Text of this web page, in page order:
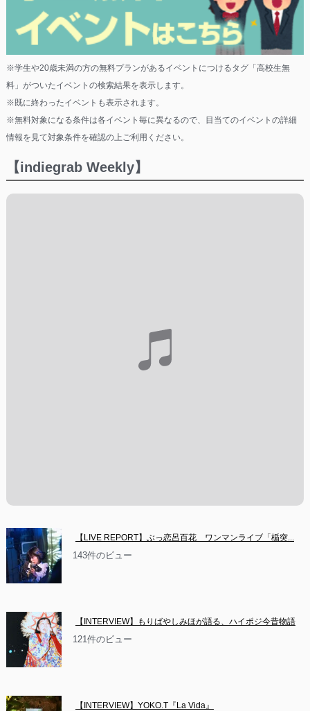
※学生や20歳未満の方の無料プランがあるイベントにつけるタグ「高校生無
料」がついたイベントの検索結果を表示します。
※既に終わったイベントも表示されます。
※無料対象になる条件は各イベント毎に異なるので、目当てのイベントの詳細
情報を見て対象条件を確認の上ご利用ください。
【indiegrab Weekly】
【LIVE REPORT】ぶっ恋呂百花　ワンマンライブ「楯突...
143件のビュー
【INTERVIEW】もりばやしみほが語る、ハイポジ今昔物語
121件のビュー
【INTERVIEW】YOKO.T『La Vida』